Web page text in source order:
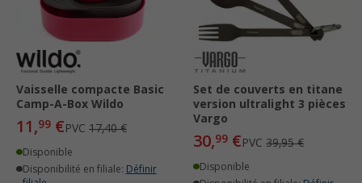
Vaisselle compacte Basic
Camp-A-Box Wildo
11,99 €PVC 17,40 €
Disponible
Disponibilité en filiale: Définir
Set de couverts en titane
version ultralight 3 pièces
Vargo
30,99 €PVC 39,95 €
Disponible